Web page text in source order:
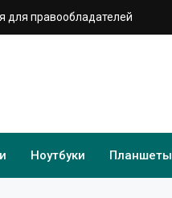
для правообладателей
Ноутбуки Планшеты